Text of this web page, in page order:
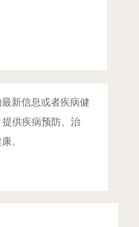
新信息或者疾病健
提供疾病预防、治
。